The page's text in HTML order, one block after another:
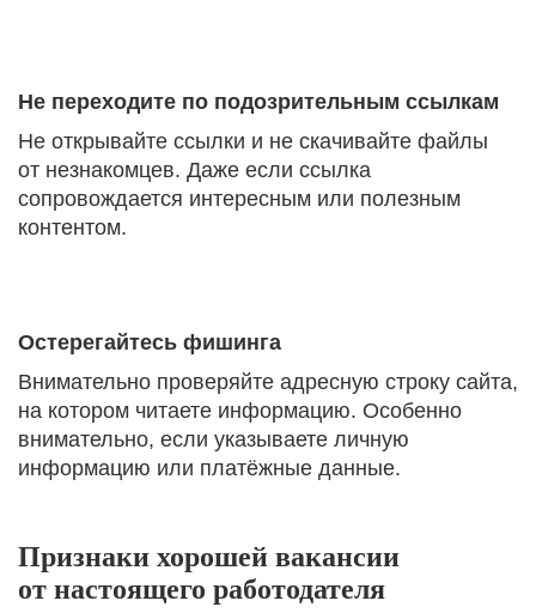
Не переходите по подозрительным ссылкам
Не открывайте ссылки и не скачивайте файлы
от незнакомцев. Даже если ссылка
сопровождается интересным или полезным
контентом.
Остерегайтесь фишинга
Внимательно проверяйте адресную строку сайта,
на котором читаете информацию. Особенно
внимательно, если указываете личную
информацию или платёжные данные.
Признаки хорошей вакансии
от настоящего работодателя